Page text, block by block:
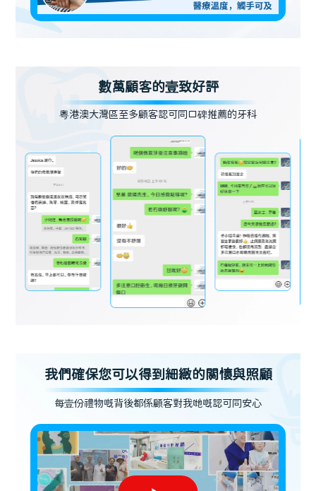
數萬顧客的壹致好評
粵港澳大灣區至多顧客認可同口碑推薦的牙科
我們確保您可以得到細緻的關懷與照顧
每壹份禮物嘅背後都係顧客對我哋嘅認可同安心